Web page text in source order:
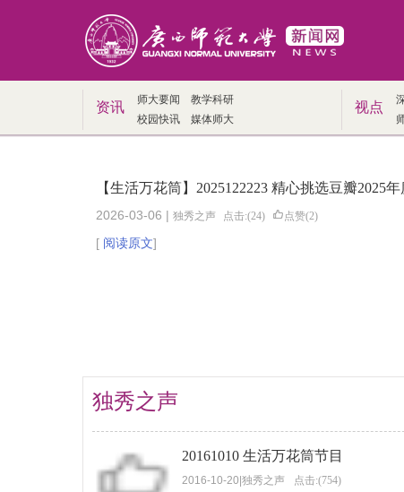
资讯 师大要闻
教学科研
校园快讯
媒体师大
视点
【生活万花筒】2025122223 精心挑选豆瓣2025
2026-03-06 | 独秀之声 点击:(24) 点赞(2)
[ 阅读原文]
独秀之声
20161010 生活万花筒节目
2016-10-20 独秀之声 点击:(754)